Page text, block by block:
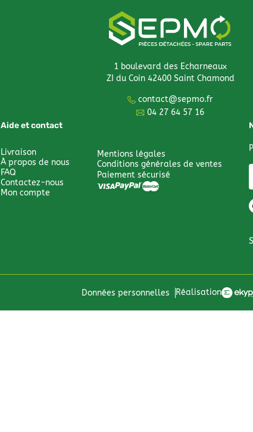
1 boulevard des Echarneaux
ZI du Coin 42400 Saint Chamond
contact@sepmo.fr
04 27 64 57 16
Aide et contact
Livraison
À propos de nous
FAQ
Contactez-nous
Mon compte
Mentions légales
Conditions générales de ventes
Paiement sécurisé
Données personnelles Réalisation